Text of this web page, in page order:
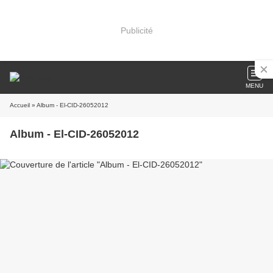
Publicité
MENU
Accueil » Album - El-CID-26052012
Album - El-CID-26052012